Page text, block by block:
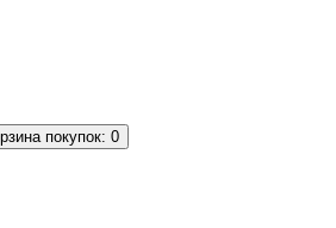
покупок: 0